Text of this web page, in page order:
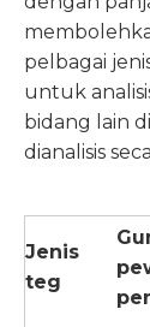
pelbagai
untuk
bidang lain
dianalisis
Jenis
teg